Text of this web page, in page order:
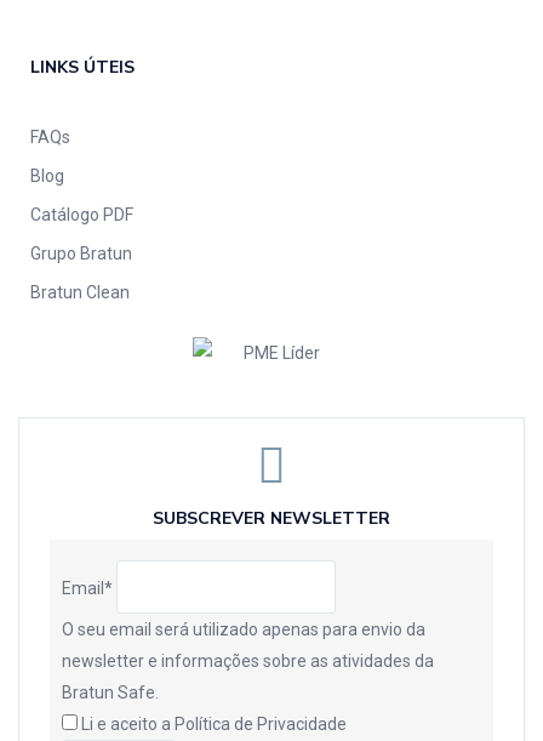
LINKS ÚTEIS
FAQs
Blog
Catálogo PDF
Grupo Bratun
Bratun Clean
SUBSCREVER NEWSLETTER
Email*
O seu email será utilizado apenas para envio da
newsletter e informações sobre as atividades da
Bratun Safe.
Li e aceito a Política de Privacidade